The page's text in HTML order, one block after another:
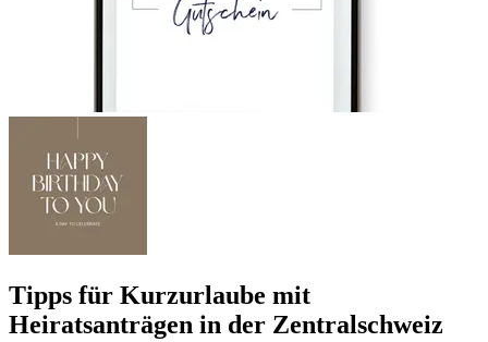
Tipps für Kurzurlaube mit
Heiratsanträgen in der Zentralschweiz